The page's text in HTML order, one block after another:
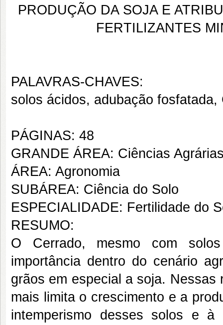
PRODUÇÃO DA SOJA E
FERTILIZANTES
PALAVRAS-CHAVES:
solos ácidos, adubação fosfatada,
PÁGINAS: 48
GRANDE ÁREA: Ciências
ÁREA: Agronomia
SUBÁREA: Ciência do Solo
ESPECIALIDADE: Fertilidade do
RESUMO:
O Cerrado, mesmo com
importância dentro do cenário
grãos em especial a soja.
mais limita o crescimento e a
intemperismo desses solos e